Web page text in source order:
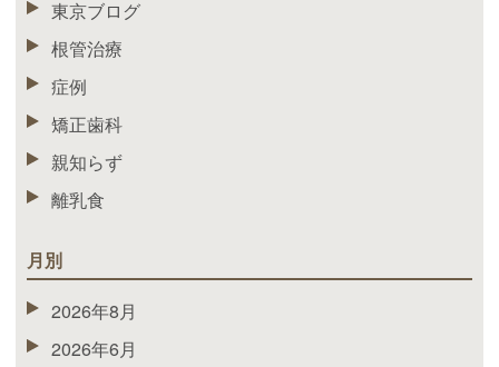
東京ブログ
根管治療
症例
矯正歯科
親知らず
離乳食
月別
2026年8月
2026年6月